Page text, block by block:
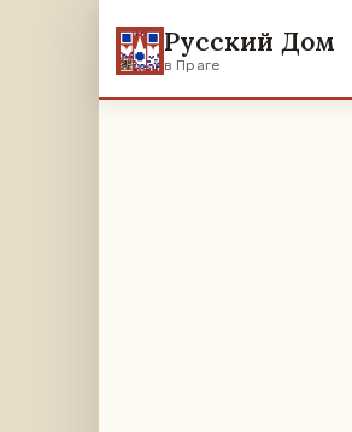
Русский Дом
в Праге